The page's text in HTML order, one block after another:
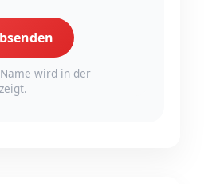
wird in der